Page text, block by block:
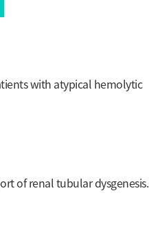
with atypical hemolytic
of renal tubular dysgenesis.